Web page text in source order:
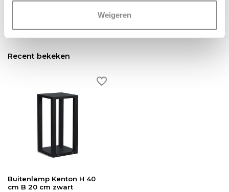
Weigeren
Recent bekeken
Buitenlamp Kenton H 40
cm B 20 cm zwart